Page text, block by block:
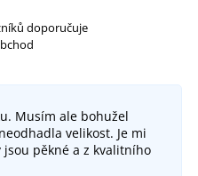
doporučuje
Musím ale bohužel
velikost. Je mi
pěkné a z kvalitního